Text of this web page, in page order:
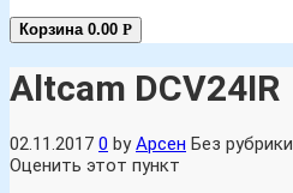
Корзина 0.00 Р
Altcam DCV24IR
02.11.2017 0 byАрсен Без рубрики
Оценить этот пункт